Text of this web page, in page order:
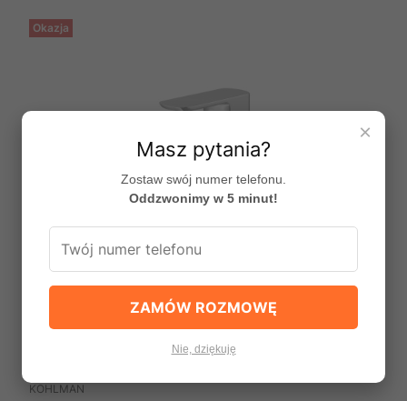
Okazja
Bateria bidetowa Foxal produkcji Kohlman
PRODUCENT
KOHLMAN
×
Masz pytania?
Zostaw swój numer telefonu.
Oddzwonimy w 5 minut!
ZAMÓW ROZMOWĘ
Nie, dziękuję